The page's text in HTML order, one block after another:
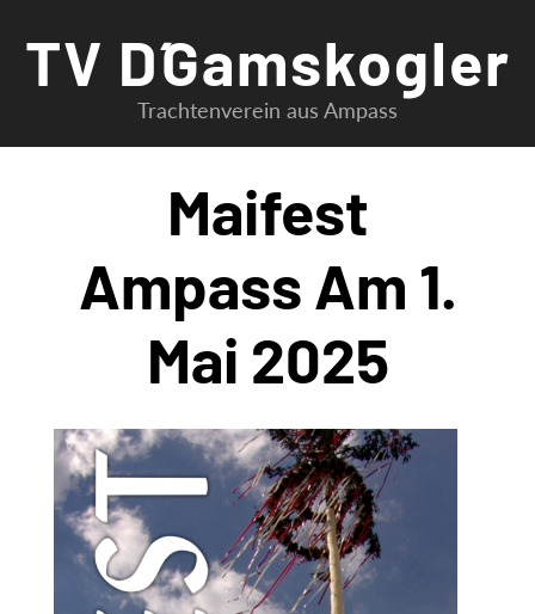
InhaltTV D´Gamskogler
Trachtenverein aus Ampass
Maifest
Ampass Am 1.
Mai 2025